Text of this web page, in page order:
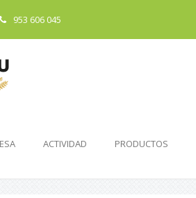
953 606 045
ACTIVIDAD PRODUCTOS